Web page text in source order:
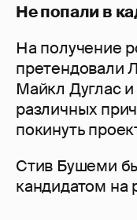
Не попали в
На получение
претендовали
Майкл Дуглас
различных
покинуть
Стив Бушеми
кандидатом на